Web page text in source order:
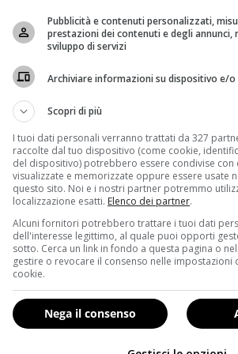
Emilia Clarke ha festeggiato i suoi 30
fatto nel migliore dei modi: come
la bella Emilia ha dovuto
tantissimo, è complesso e ha
nel passare da un ruolo di
dei modi, eppurein alcune
professionalità e buonumore.
alcolico le è stato utile soprattutto
DI SPADE: “COME IL PILATES,
girare ugualmente quel tipo di
Pubblicità e contenuti personalizzati,
prestazioni dei contenuti e degli annunci,
sviluppo di servizi
Archiviare informazioni su dispositivo e/o
Scopri di più
I tuoi dati personali verranno trattati da 327
raccolte dal tuo dispositivo (come cookie,
del dispositivo) potrebbero essere condivise con
visualizzate e memorizzate oppure essere usate
questo sito. Noi e i nostri partner potremmo
localizzazione esatti. Elenco dei partner.
Alcuni fornitori potrebbero trattare i tuoi dati
dell'interesse legittimo, al quale puoi opporti
sotto. Cerca un link in fondo a questa pagina o
gestire o revocare il consenso nelle impostazioni
cookie.
Nega il consenso